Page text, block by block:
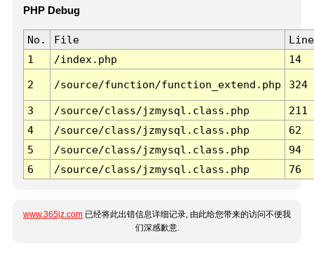
PHP Debug
No. File
Line
1
/index.php 14
2 /source/function/function_extend.php 324
3 /source/class/jzmysql.class.php
211
4
/source/class/jzmysql.class.php
62
5
/source/class/jzmysql.class.php
94
6
/source/class/jzmysql.class.php 76
www.365jz.com 已经将此出错信息详细记录, 由此给您带来的访问不便我
们深感歉意.